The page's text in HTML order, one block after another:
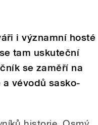
i významní hosté
tam uskuteční
se zaměří na
vévodů sasko-